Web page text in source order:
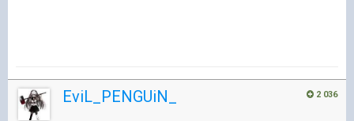
2 036
EviL_PENGUiN_